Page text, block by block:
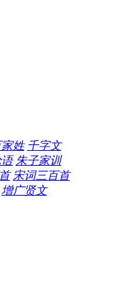
家姓 千字文
朱子家训
宋词三百首
增广贤文